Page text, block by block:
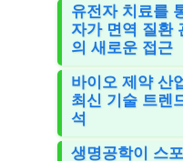
유전자 치료를
자가 면역 질환
의 새로운 접근
바이오 제약 산
최신 기술 트렌
석
생명공학이 스